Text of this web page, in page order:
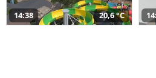
14:38 20,6 °C